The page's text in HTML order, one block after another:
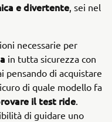
e divertente, sei nel
necessarie per
in tutta sicurezza con
pensando di acquistare
di quale modello fa
il test ride.
di guidare uno